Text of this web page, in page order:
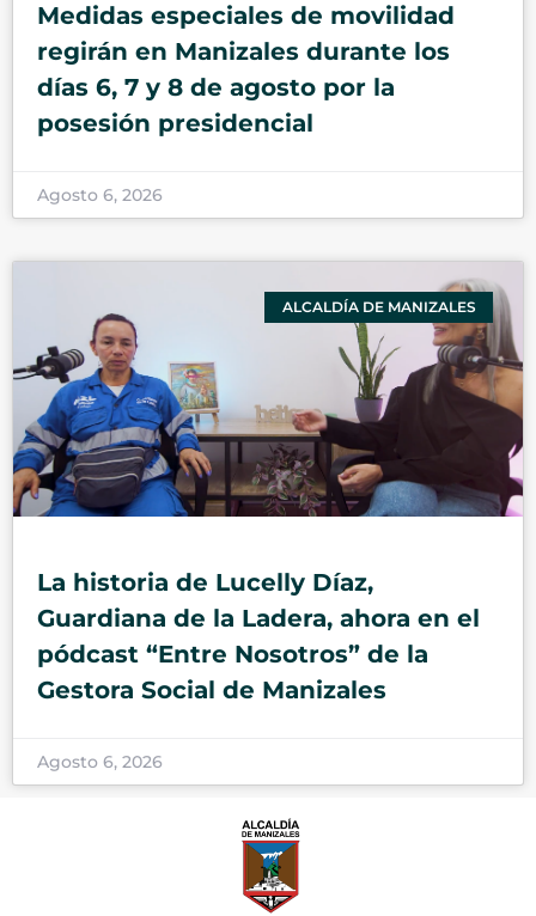
Medidas especiales de movilidad
regirán en Manizales durante los
días 6, 7 y 8 de agosto por la
posesión presidencial
Agosto 6, 2026
ALCALDÍA DE MANIZALES
La historia de Lucelly Díaz,
Guardiana de la Ladera, ahora en el
pódcast “Entre Nosotros” de la
Gestora Social de Manizales
Agosto 6, 2026